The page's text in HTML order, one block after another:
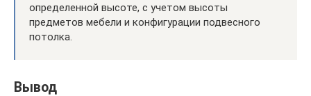
определенной высоте, с учетом высоты
предметов мебели и конфигурации подвесного
потолка.
Вывод